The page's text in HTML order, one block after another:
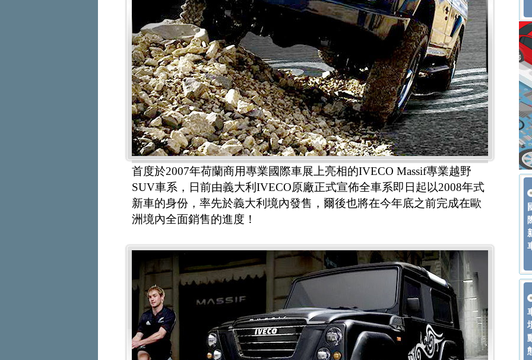
首度於2007年荷蘭商用專業國際車展上亮相的IVECO Massif專業越野
SUV車系，日前由義大利IVECO原廠正式宣佈全車系即日起以2008年式
新車的身份，率先於義大利境內發售，爾後也將在今年底之前完成在歐
洲境內全面銷售的進度！